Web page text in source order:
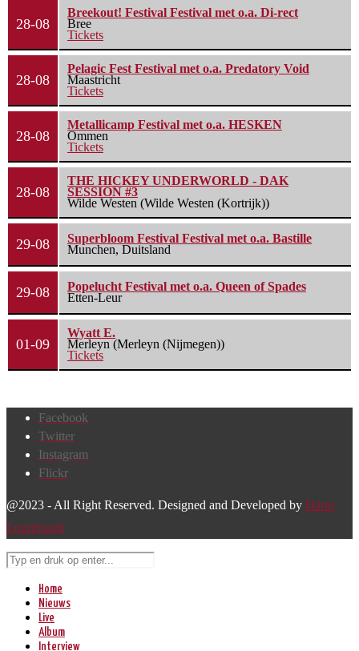
28-08
Breekout! Festival Festival met o.a. Di-rect
Bree
Tickets
28-08
Pelagic Fest Festival met o.a. Predatory Void
Maastricht
Tickets
28-08
Metallicamp Festival met o.a. HESKEN
Ommen
Tickets
28-08
THE HICKEY UNDERWORLD - DAK
SESSION #3
Wilde Westen (Wilde Westen (Kortrijk))
29-08
Superbloom Festival Festival met o.a. Bastille
Munchen, Duitsland
29-08
Popelucht Festival met o.a. Queen of Spades
Etten-Leur
01-09
Wyatt E.
Merleyn (Merleyn (Nijmegen))
Tickets
Facebook
Twitter
Instagram
Flickr
@2023 - All Right Reserved. Designed and Developed by Harm
Lourenssen
Home
Nieuws
Live
Album
Interview